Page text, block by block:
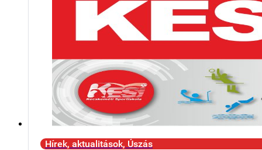
Hírek, aktualitások, Úszás